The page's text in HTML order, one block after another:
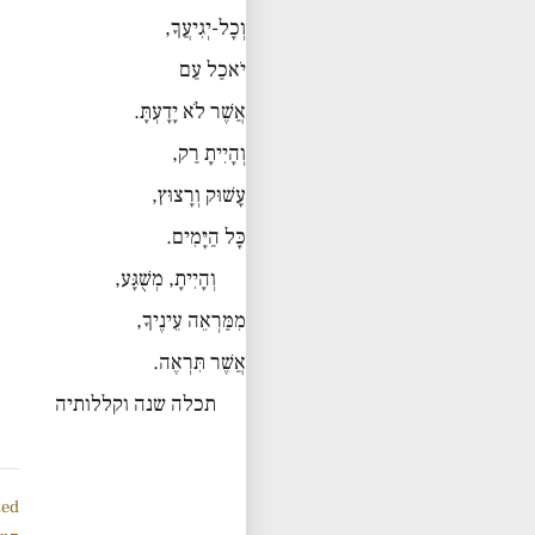
וְכָל-יְגִיעֲךָ,
יֹאכַל עַם
אֲשֶׁר לֹא יָדָעְתָּ.
וְהָיִיתָ רַק,
עָשׁוּק וְרָצוּץ,
כָּל הַיָּמִים.
וְהָיִיתָ, מְשֻׁגָּע,
מִמַּרְאֵה עֵינֶיךָ,
אֲשֶׁר תִּרְאֶה.
תכלה שנה וקללותיה